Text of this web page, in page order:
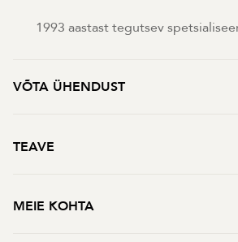
1993 aastast tegutsev
VÕTA ÜHENDUST
TEAVE
MEIE KOHTA